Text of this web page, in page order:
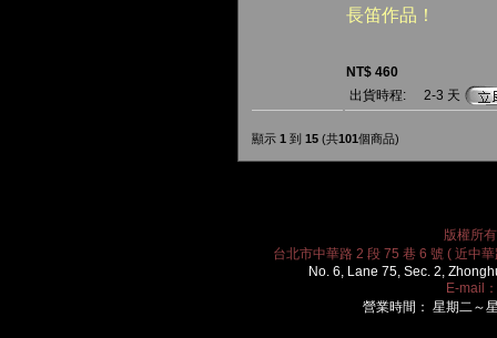
長笛作品！
NT$ 460
出貨時程:
2-3 天
顯示 1 到 15 (共101個商品)
版權所
台北市中華路 2 段 75 巷 6 號 ( 近中
No. 6, Lane 75, Sec. 2,
E-mail：
營業時間： 星期二～